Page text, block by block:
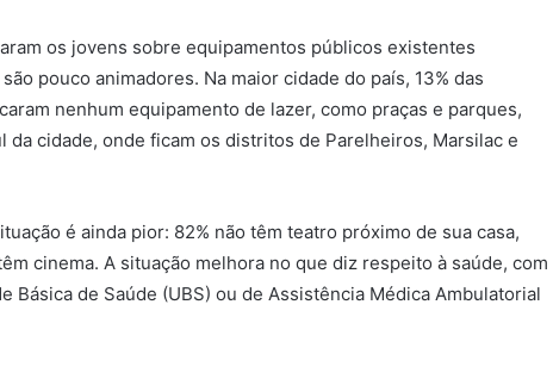
os jovens sobre equipamentos públicos existentes
pouco animadores. Na maior cidade do país, 13% das
nenhum equipamento de lazer, como praças e parques,
da cidade, onde ficam os distritos de Parelheiros, Marsilac e
é ainda pior: 82% não têm teatro próximo de sua casa,
cinema. A situação melhora no que diz respeito à saúde, com
Básica de Saúde (UBS) ou de Assistência Médica Ambulatorial